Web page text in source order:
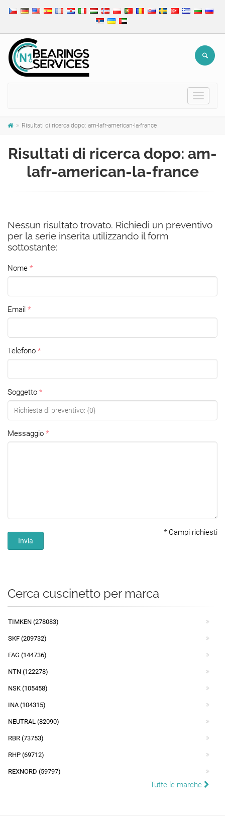
Toggle
Risultati di ricerca dopo: am-lafr-american-la-france
Risultati di ricerca dopo: am-
lafr-american-la-france
Nessun risultato trovato. Richiedi un preventivo
per la serie inserita utilizzando il form
sottostante:
Nome
Email
Telefono
Soggetto
Messaggio
* Campi richiesti
Invia
Cerca cuscinetto per marca
TIMKEN (278083)
SKF (209732)
FAG (144736)
NTN (122278)
NSK (105458)
INA (104315)
NEUTRAL (82090)
RBR (73753)
RHP (69712)
REXNORD (59797)
Tutte le marche